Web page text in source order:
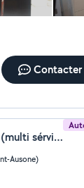
Contacter
Jonathan Violet (multi sérvice)
Ausone)